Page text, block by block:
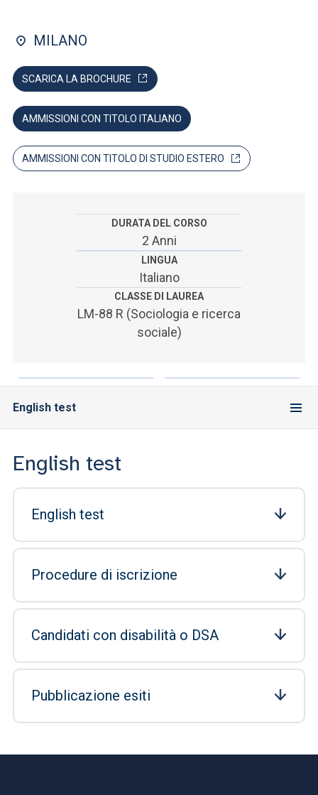
SEI UN DOCENTE O UN MEMBRO DELLO STAFF
ACCEDI A CLOUDMAIL
MILANO
SCARICA LA BROCHURE
AMMISSIONI CON TITOLO ITALIANO
AMMISSIONI CON TITOLO DI STUDIO ESTERO
DURATA DEL CORSO
2 Anni
LINGUA
Italiano
CLASSE DI LAUREA
LM-88 R (Sociologia e ricerca
sociale)
English test
English test
English test
Procedure di iscrizione
Candidati con disabilità o DSA
Pubblicazione esiti